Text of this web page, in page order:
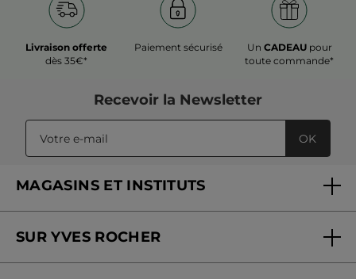
Livraison offerte
dès 35€*
Paiement sécurisé Un CADEAUpour
toute commande*
Recevoir la Newsletter
OK
MAGASINS ET INSTITUTS
Soins en institut
SUR YVES ROCHER